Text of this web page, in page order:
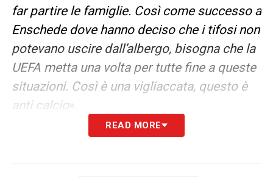
far partire le famiglie. Così come successo a
Enschede dove hanno deciso che i tifosi non
potevano uscire dall’albergo, bisogna che la
UEFA metta una volta per tutte fine a queste
situazioni. Così è una vigliaccata, questo è
anti calcio».
SILENZIO DELLE ISTITUZIONI ITALIANE
READ MORE